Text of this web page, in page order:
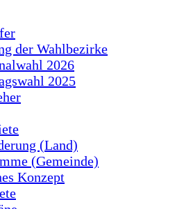
der Wahlbezirke
2026
2025
(Land)
(Gemeinde)
Konzept